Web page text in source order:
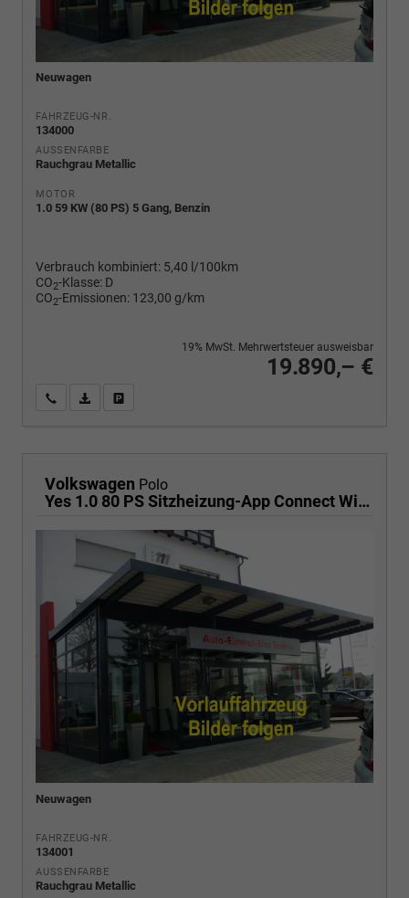
Neuwagen
FAHRZEUG-NR.
134000
AUSSENFARBE
Rauchgrau Metallic
MOTOR
1.0 59 KW (80 PS) 5 Gang, Benzin
Verbrauch kombiniert: 5,40 l/100km
CO2-Klasse: D
CO2-Emissionen: 123,00 g/km
19.890,– €
19% MwSt. Mehrwertsteuer ausweisbar
Wir rufen Sie anPDF-Fahrzeugexposé drucken
Volkswagen Polo
Yes 1.0 80 PS Sitzheizung-App Connect Wireless-Einparkhilfe-Klima-Sofort
Neuwagen
FAHRZEUG-NR.
134001
AUSSENFARBE
Rauchgrau Metallic